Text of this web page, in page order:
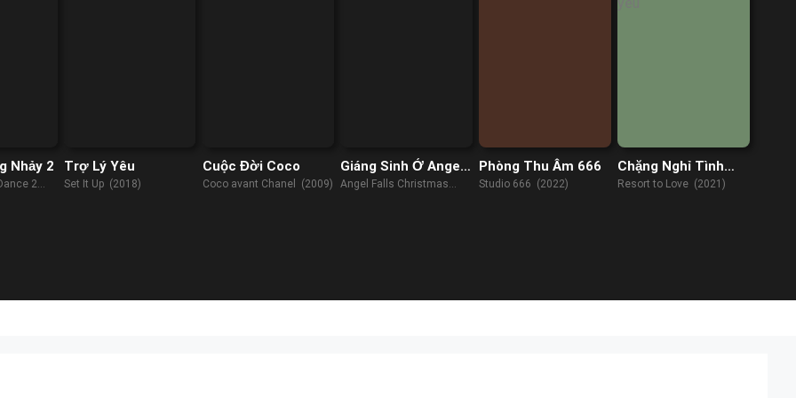
Nhảy 2
2
Trợ Lý Yêu
Set It Up (2018)
Cuộc Đời Coco
Coco avant Chanel (2009)
Giáng Sinh Ở Angel
Falls
Angel Falls Christmas
Phòng Thu Âm 666
Studio 666 (2022)
Chặng Nghỉ Tình
Yêu
Resort to Love (2021)